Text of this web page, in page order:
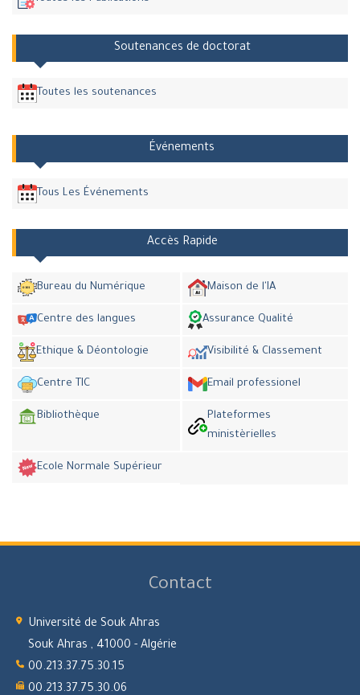
Soutenances de doctorat
Toutes les soutenances
Événements
Tous Les Événements
Accès Rapide
Bureau du Numérique Maison de l'IA
Centre des langues Assurance Qualité
Ethique & Déontologie Visibilité & Classement
Centre TIC Email professionel
Bibliothèque
Plateformes
ministèrielles
Ecole Normale Supérieur
Contact
Université de Souk Ahras
Souk Ahras , 41000 - Algérie
00.213.37.75.30.15
00.213.37.75.30.06